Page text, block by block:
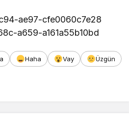
Haha Vay
Üzgün